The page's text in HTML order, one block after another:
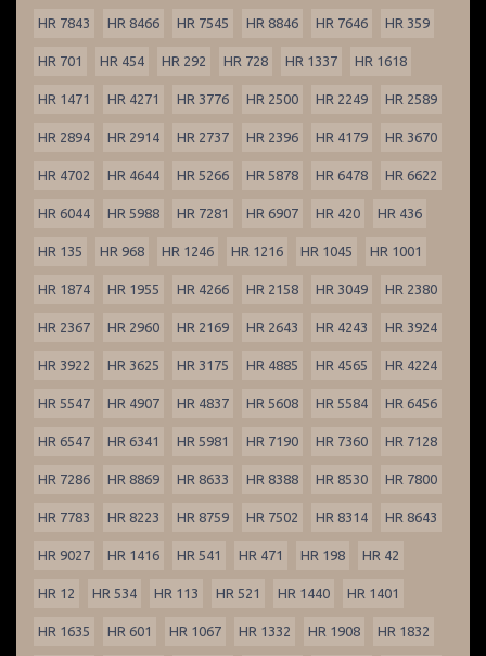
HR 7843 HR 8466 HR 7545 HR 8846 HR 7646 HR 359
HR 701 HR 454 HR 292 HR 728 HR 1337 HR 1618
HR 1471 HR 4271 HR 3776 HR 2500 HR 2249 HR 2589
HR 2894 HR 2914 HR 2737 HR 2396 HR 4179 HR 3670
HR 4702 HR 4644 HR 5266 HR 5878 HR 6478 HR 6622
HR 6044 HR 5988 HR 7281 HR 6907 HR 420 HR 436
HR 135 HR 968 HR 1246 HR 1216 HR 1045 HR 1001
HR 1874 HR 1955 HR 4266 HR 2158 HR 3049 HR 2380
HR 2367 HR 2960 HR 2169 HR 2643 HR 4243 HR 3924
HR 3922 HR 3625 HR 3175 HR 4885 HR 4565 HR 4224
HR 5547 HR 4907 HR 4837 HR 5608 HR 5584 HR 6456
HR 6547 HR 6341 HR 5981 HR 7190 HR 7360 HR 7128
HR 7286 HR 8869 HR 8633 HR 8388 HR 8530 HR 7800
HR 7783 HR 8223 HR 8759 HR 7502 HR 8314 HR 8643
HR 9027 HR 1416 HR 541 HR 471 HR 198 HR 42
HR 12 HR 534 HR 113 HR 521 HR 1440 HR 1401
HR 1635 HR 601 HR 1067 HR 1332 HR 1908 HR 1832